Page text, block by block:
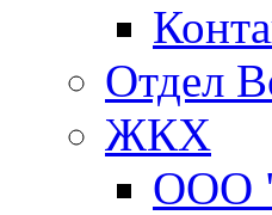
Отдел
ЖКХ
ООО